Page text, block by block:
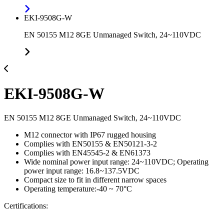
EKI-9508G-W
EN 50155 M12 8GE Unmanaged Switch, 24~110VDC
EKI-9508G-W
EN 50155 M12 8GE Unmanaged Switch, 24~110VDC
M12 connector with IP67 rugged housing
Complies with EN50155 & EN50121-3-2
Complies with EN45545-2 & EN61373
Wide nominal power input range: 24~110VDC; Operating
power input range: 16.8~137.5VDC
Compact size to fit in different narrow spaces
Operating temperature:-40 ~ 70°C
Certifications: